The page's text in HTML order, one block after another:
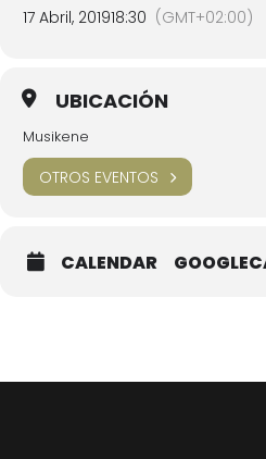
17 Abril, 201918:30 (GMT+02:00)
UBICACIÓN
Musikene
OTROS EVENTOS
CALENDAR